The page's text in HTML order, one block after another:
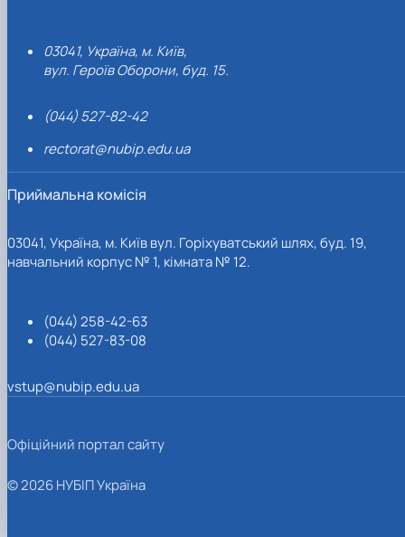
03041, Україна, м. Київ,
вул. Героїв Оборони, буд. 15.
(044) 527-82-42
rectorat@nubip.edu.ua
Приймальна комісія
03041, Україна, м. Київ вул. Горіхуватський шлях, буд. 19,
навчальний корпус № 1, кімната № 12.
(044) 258-42-63
(044) 527-83-08
vstup@nubip.edu.ua
Офіційний портал сайту
© 2026 НУБІП Україна